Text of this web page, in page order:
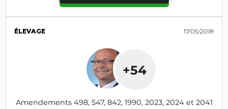
ÉLEVAGE 17/05/2018
+54
Amendements 498, 547, 842, 1990, 2023, 2024 et 2041